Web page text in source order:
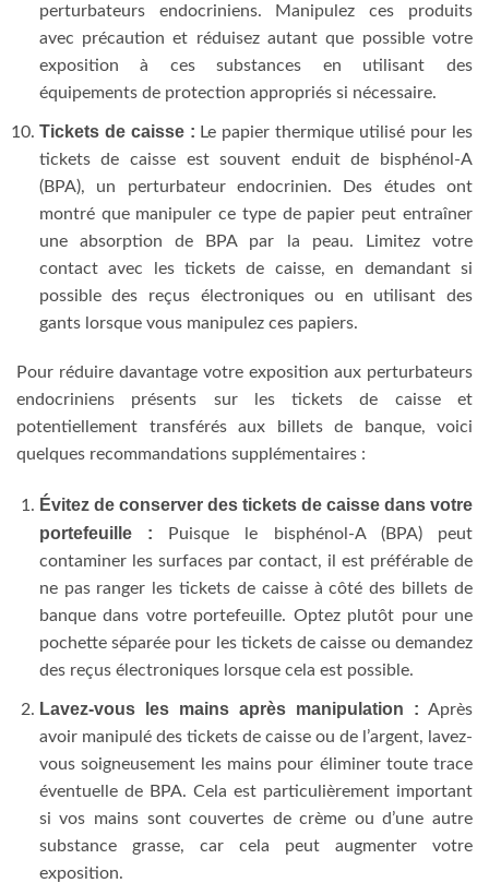
perturbateurs endocriniens. Manipulez ces produits
avec précaution et réduisez autant que possible votre
exposition à ces substances en utilisant des
équipements de protection appropriés si nécessaire.
Tickets de caisse : Le papier thermique utilisé pour les
tickets de caisse est souvent enduit de bisphénol-A
(BPA), un perturbateur endocrinien. Des études ont
montré que manipuler ce type de papier peut entraîner
une absorption de BPA par la peau. Limitez votre
contact avec les tickets de caisse, en demandant si
possible des reçus électroniques ou en utilisant des
gants lorsque vous manipulez ces papiers.
Pour réduire davantage votre exposition aux perturbateurs
endocriniens présents sur les tickets de caisse et
potentiellement transférés aux billets de banque, voici
quelques recommandations supplémentaires :
Évitez de conserver des tickets de caisse dans votre
portefeuille : Puisque le bisphénol-A (BPA) peut
contaminer les surfaces par contact, il est préférable de
ne pas ranger les tickets de caisse à côté des billets de
banque dans votre portefeuille. Optez plutôt pour une
pochette séparée pour les tickets de caisse ou demandez
des reçus électroniques lorsque cela est possible.
Lavez-vous les mains après manipulation : Après
avoir manipulé des tickets de caisse ou de l’argent, lavez-
vous soigneusement les mains pour éliminer toute trace
éventuelle de BPA. Cela est particulièrement important
si vos mains sont couvertes de crème ou d’une autre
substance grasse, car cela peut augmenter votre
exposition.